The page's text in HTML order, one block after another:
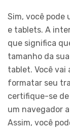
Sim, você pode
e tablets. A
que significa
tamanho da
tablet. Você vai
formatar seu
certifique-se
um navegador
Assim, você